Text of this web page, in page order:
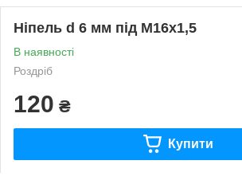
Ніпель d 6 мм під М16х1,5
В наявності
Роздріб
120 ₴
Купити